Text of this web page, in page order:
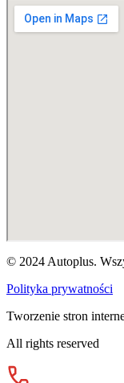
© 2024 Autoplus.
Polityka prywatności
Tworzenie stron
All rights reserved